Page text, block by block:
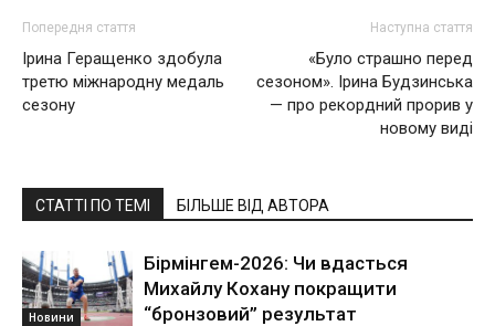
Попередня стаття
Ірина Геращенко здобула
третю міжнародну медаль
сезону
Наступна стаття
«Було страшно перед
сезоном». Ірина Будзинська
— про рекордний прорив у
новому виді
СТАТТІ ПО ТЕМІ БІЛЬШЕ ВІД АВТОРА
Новини
Бірмінгем-2026: Чи вдасться
Михайлу Кохану покращити
“бронзовий” результат